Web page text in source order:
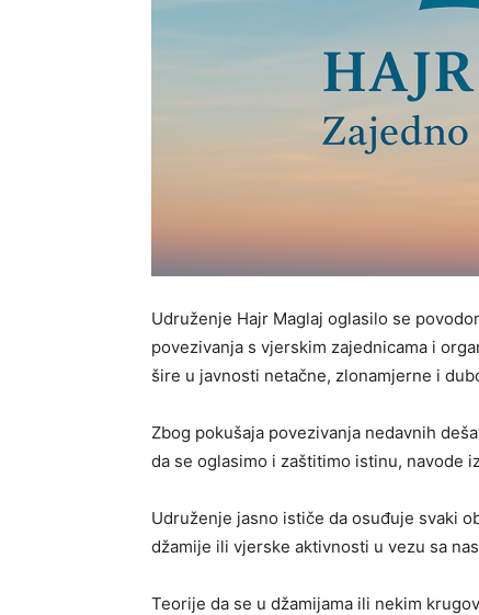
Udruženje Hajr Maglaj oglasilo se
povezivanja s vjerskim zajednicama i
šire u javnosti netačne, zlonamjerne i
Zbog pokušaja povezivanja nedavnih
da se oglasimo i zaštitimo istinu, navode
Udruženje jasno ističe da osuđuje svaki
džamije ili vjerske aktivnosti u vezu sa
Teorije da se u džamijama ili nekim